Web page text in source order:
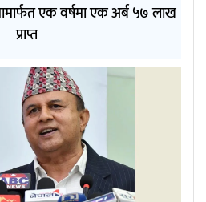
एक वर्षमा एक अर्ब ५७ लाख
प्राप्त